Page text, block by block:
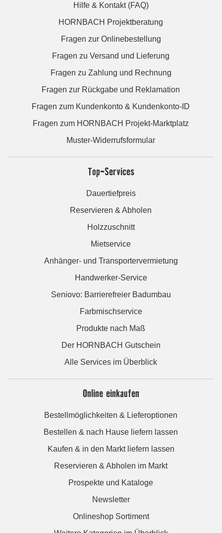
Hilfe & Kontakt (FAQ)
HORNBACH Projektberatung
Fragen zur Onlinebestellung
Fragen zu Versand und Lieferung
Fragen zu Zahlung und Rechnung
Fragen zur Rückgabe und Reklamation
Fragen zum Kundenkonto & Kundenkonto-ID
Fragen zum HORNBACH Projekt-Marktplatz
Muster-Widerrufsformular
Top-Services
Dauertiefpreis
Reservieren & Abholen
Holzzuschnitt
Mietservice
Anhänger- und Transportervermietung
Handwerker-Service
Seniovo: Barrierefreier Badumbau
Farbmischservice
Produkte nach Maß
Der HORNBACH Gutschein
Alle Services im Überblick
Online einkaufen
Bestellmöglichkeiten & Lieferoptionen
Bestellen & nach Hause liefern lassen
Kaufen & in den Markt liefern lassen
Reservieren & Abholen im Markt
Prospekte und Kataloge
Newsletter
Onlineshop Sortiment